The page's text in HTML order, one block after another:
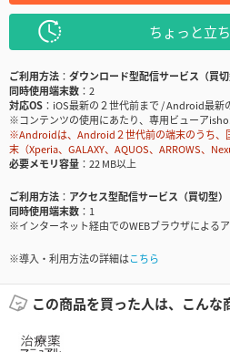
ちょっと立
ご利用方法
ダウンロード型配信サービス（買切
同時使用端末数
2
対応OS
iOS最新の２世代前まで / Android最新
※コンテンツの使用にあたり、専用ビューア
※Androidは、Android２世代前の端末のうち、
末（Xperia、GALAXY、AQUOS、ARROWS、
必要メモリ容量
22 MB以上
ご利用方法
アクセス型配信サービス（買切型）
同時使用端末数
1
※インターネット経由でのWEBブラウザによる
※導入・利用方法の詳細はこちら
この商品を買った人は、こんな